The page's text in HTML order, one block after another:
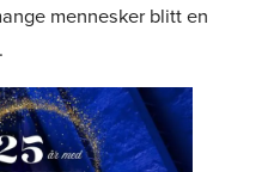
mennesker blitt en